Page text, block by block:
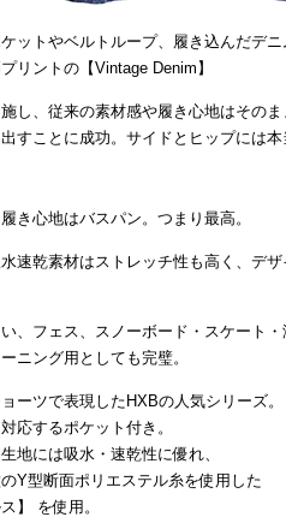
ットやベルトループ、履き込んだデ
リントの【Vintage Denim】
し、従来の素材感や履き心地はそのま
すことに成功。サイドとヒップには
き心地はバスパン。つまり最高。
速乾素材はストレッチ性も高く、デ
、フェス、スノーボード・スケート
ニング用としても完璧。
ーツで表現したHXBの人気シリーズ。
応するポケット付き。
地には吸水・速乾性に優れ、
Y型断面ポリエステル糸を使用した
】 を使用。